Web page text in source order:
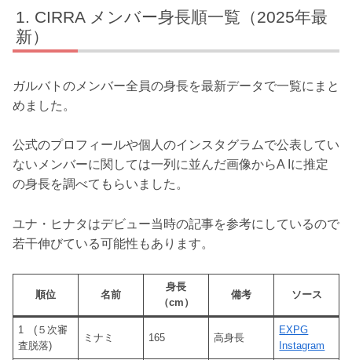
CIRRA メンバー身長順一覧（2025年最
新）
ガルバトのメンバー全員の身長を最新データで一覧にまと
めました。
公式のプロフィールや個人のインスタグラムで公表してい
ないメンバーに関しては一列に並んだ画像からA Iに推定
の身長を調べてもらいました。
ユナ・ヒナタはデビュー当時の記事を参考にしているので
若干伸びている可能性もあります。
順位 名前
身長
（cm）
備考 ソース
1 (５次審
査脱落)
ミナミ 165 高身長
EXPG
Instagram